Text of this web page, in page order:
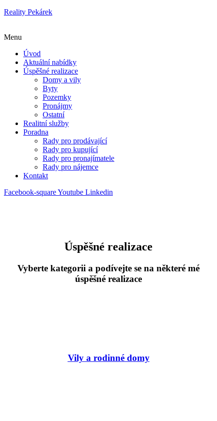
Reality Pekárek
Menu
Úvod
Aktuální nabídky
Úspěšné realizace
Domy a vily
Byty
Pozemky
Pronájmy
Ostatní
Realitní služby
Poradna
Rady pro prodávající
Rady pro kupující
Rady pro pronajímatele
Rady pro nájemce
Kontakt
Facebook-squareYoutube Linkedin
Úspěšné realizace
Vyberte kategorii a podívejte se na některé mé
úspěšné realizace
Vily a rodinné domy